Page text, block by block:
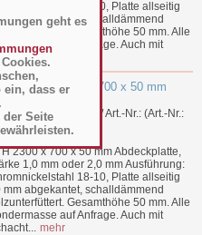
geht es
ein, dass er
Seite
18-10, Platte allseitig
mm abgekantet, schalldämmend
Gesamthöhe 50 mm. Alle
auf Anfrage. Auch mit
mehr
2300 x 700 x 50 mm
- W 0237
AGS GmbH / Art.-Nr.: (Art.-Nr.:
)
2300 x 700 x 50 mm Abdeckplatte,
1,0 mm oder 2,0 mm Ausführung:
18-10, Platte allseitig
mm abgekantet, schalldämmend
Gesamthöhe 50 mm. Alle
auf Anfrage. Auch mit
mehr